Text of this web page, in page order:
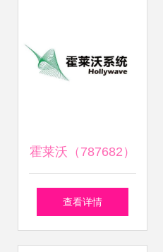
霍莱沃（787682）
申购指南 发行时
查看详情